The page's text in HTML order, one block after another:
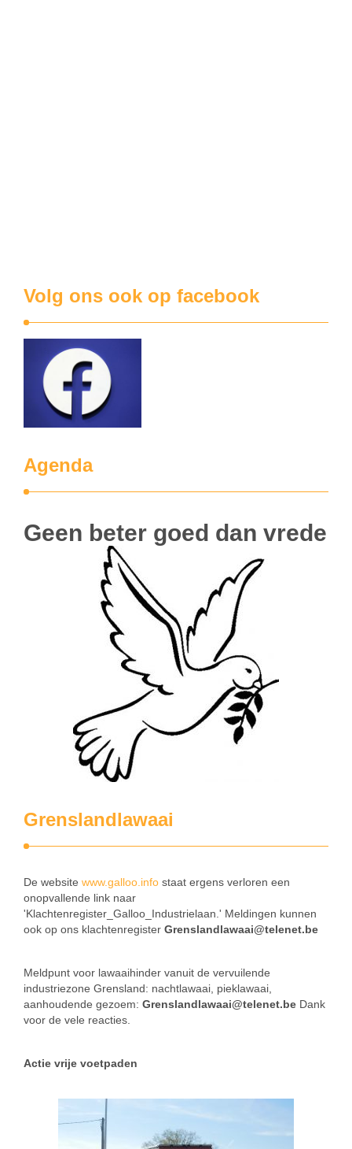
Volg ons ook op facebook
Agenda
Geen beter goed dan vrede
Grenslandlawaai
De website www.galloo.info staat ergens verloren een
onopvallende link naar
'Klachtenregister_Galloo_Industrielaan.' Meldingen kunnen
ook op ons klachtenregister Grenslandlawaai@telenet.be
Meldpunt voor lawaaihinder vanuit de vervuilende
industriezone Grensland: nachtlawaai, pieklawaai,
aanhoudende gezoem: Grenslandlawaai@telenet.be Dank
voor de vele reacties.
Actie vrije voetpaden